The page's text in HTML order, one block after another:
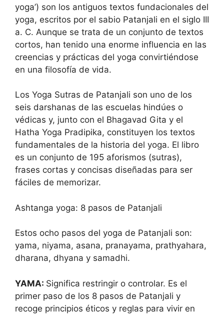
yoga’) son los antiguos textos fundacionales del
yoga, escritos por el sabio Patanjali en el siglo III
a. C. Aunque se trata de un conjunto de textos
cortos, han tenido una enorme influencia en las
creencias y prácticas del yoga convirtiéndose
en una filosofía de vida.
Los Yoga Sutras de Patanjali son uno de los
seis darshanas de las escuelas hindúes o
védicas y, junto con el Bhagavad Gita y el
Hatha Yoga Pradipika, constituyen los textos
fundamentales de la historia del yoga. El libro
es un conjunto de 195 aforismos (sutras),
frases cortas y concisas diseñadas para ser
fáciles de memorizar.
Ashtanga yoga: 8 pasos de Patanjali
Estos ocho pasos del yoga de Patanjali son:
yama, niyama, asana, pranayama, prathyahara,
dharana, dhyana y samadhi.
YAMA: Significa restringir o controlar. Es el
primer paso de los 8 pasos de Patanjali y
recoge principios éticos y reglas para vivir en